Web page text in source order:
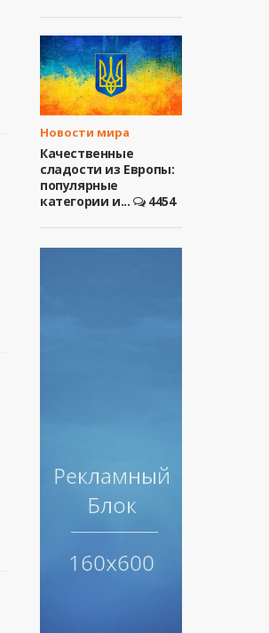
Новости мира
Качественные
сладости из Европы:
популярные
категории и...
4454